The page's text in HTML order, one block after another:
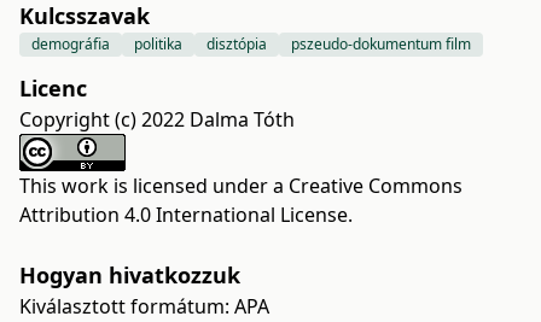
Kulcsszavak
demográfia politika disztópia pszeudo-dokumentum film
Licenc
Copyright (c) 2022 Dalma Tóth
This work is licensed under a Creative Commons
Attribution 4.0 International License.
Hogyan hivatkozzuk
Kiválasztott formátum: APA